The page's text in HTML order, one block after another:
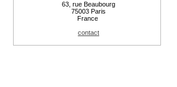
63, rue Beaubourg
75003 Paris
France
contact